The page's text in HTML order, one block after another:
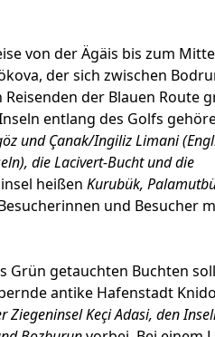
von der Ägäis bis zum
der sich zwischen
der Blauen Route
entlang des Golfs
und Çanak/Ingiliz Limani
die Lacivert-Bucht und die
heißen Kurubük,
und Besucher
getauchten Buchten
antike Hafenstadt
Ziegeninsel Keçi Adasi, den